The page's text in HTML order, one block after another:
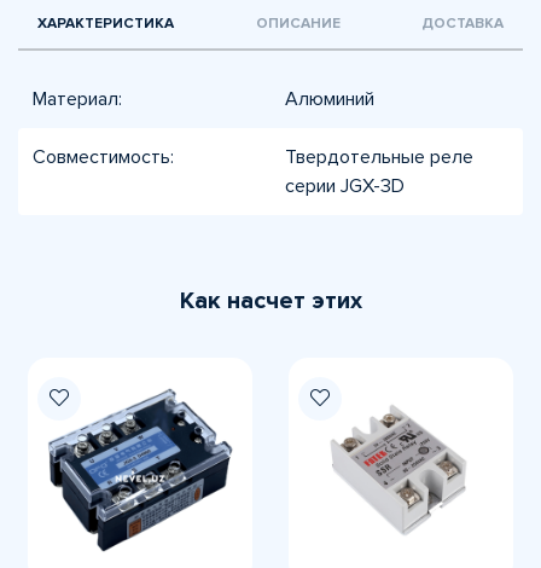
ХАРАКТЕРИСТИКА ОПИСАНИЕ ДОСТАВКА
Материал: Алюминий
Совместимость:
Твердотельные реле
серии JGX-3D
Как насчет этих